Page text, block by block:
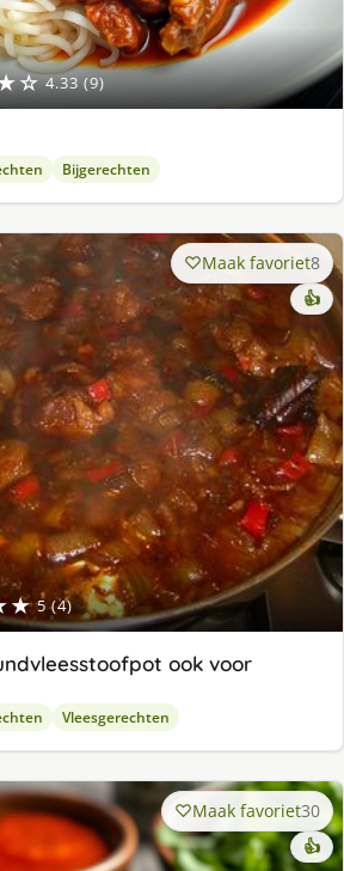
4.33 (9)
Bijgerechten
5 (4)
Maak favoriet8
👍
ook voor
Vleesgerechten
Maak favoriet30
👍